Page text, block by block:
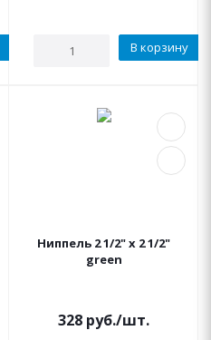
В корзину
Ниппель 2 1/2" x 2 1/2"
green
328 руб./шт.